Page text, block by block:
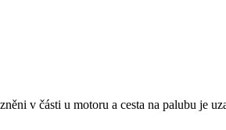
v části u motoru a cesta na palubu je